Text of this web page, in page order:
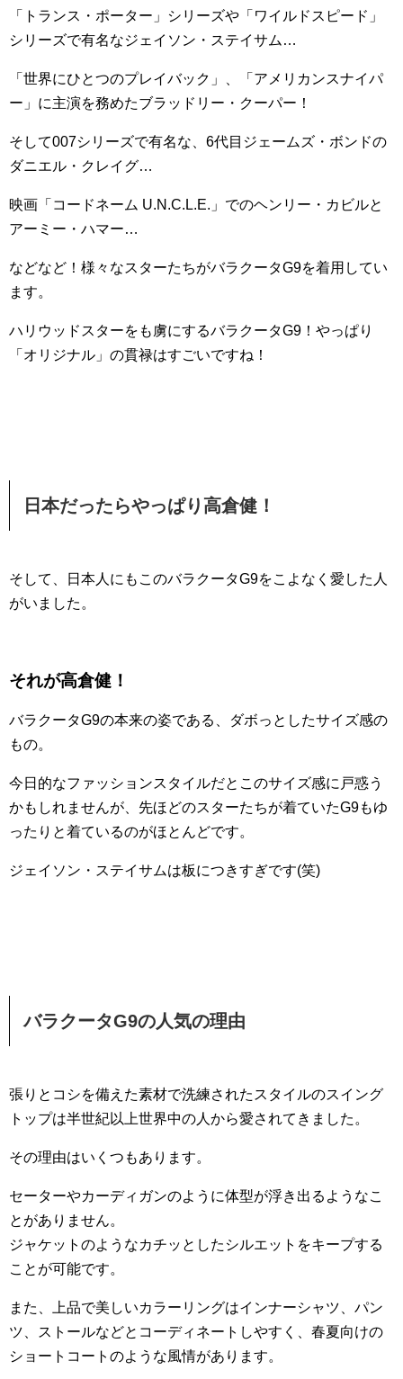
「トランス・ポーター」シリーズや「ワイルドスピード」
シリーズで有名なジェイソン・ステイサム…
「世界にひとつのプレイバック」、「アメリカンスナイパ
ー」に主演を務めたブラッドリー・クーパー！
そして007シリーズで有名な、6代目ジェームズ・ボンドの
ダニエル・クレイグ…
映画「コードネーム U.N.C.L.E.」でのヘンリー・カビルと
アーミー・ハマー…
などなど！様々なスターたちがバラクータG9を着用してい
ます。
ハリウッドスターをも虜にするバラクータG9！やっぱり
「オリジナル」の貫禄はすごいですね！
日本だったらやっぱり高倉健！
そして、日本人にもこのバラクータG9をこよなく愛した人
がいました。
それが高倉健！
バラクータG9の本来の姿である、ダボっとしたサイズ感の
もの。
今日的なファッションスタイルだとこのサイズ感に戸惑う
かもしれませんが、先ほどのスターたちが着ていたG9もゆ
ったりと着ているのがほとんどです。
ジェイソン・ステイサムは板につきすぎです(笑)
バラクータG9の人気の理由
張りとコシを備えた素材で洗練されたスタイルのスイング
トップは半世紀以上世界中の人から愛されてきました。
その理由はいくつもあります。
セーターやカーディガンのように体型が浮き出るようなこ
とがありません。
ジャケットのようなカチッとしたシルエットをキープする
ことが可能です。
また、上品で美しいカラーリングはインナーシャツ、パン
ツ、ストールなどとコーディネートしやすく、春夏向けの
ショートコートのような風情があります。